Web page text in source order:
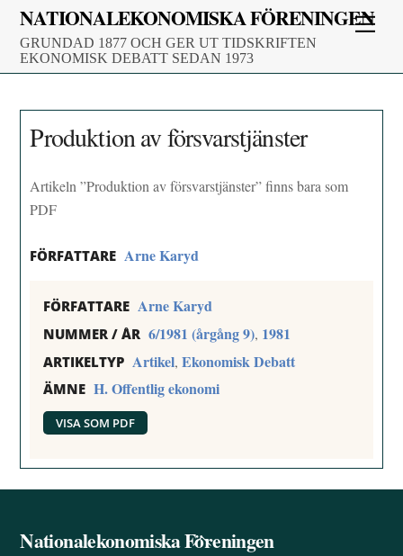
Skip
content
NATIONALEKONOMISKA FÖRENINGEN
GRUNDAD 1877 OCH GER UT TIDSKRIFTEN
EKONOMISK DEBATT SEDAN 1973
Produktion av försvarstjänster
Artikeln ”Produktion av försvarstjänster” finns bara som
PDF
FÖRFATTARE Arne Karyd
FÖRFATTARE Arne Karyd
NUMMER / ÅR 6/1981 (årgång 9), 1981
ARTIKELTYP Artikel,Ekonomisk Debatt
ÄMNE H. Offentlig ekonomi
VISA SOM PDF
Back
Nationalekonomiska Föreningen